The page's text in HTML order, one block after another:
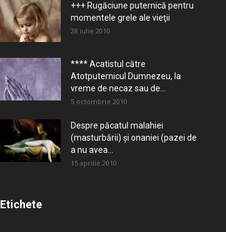
+++ Rugăciune puternică pentru
momentele grele ale vieţii
28 iulie 2010
**** Acatistul către
Atotputernicul Dumnezeu, la
vreme de necaz sau de...
5 octombrie 2010
Despre păcatul malahiei
(masturbării) şi onaniei (pazei de
a nu avea...
15 aprilie 2010
Etichete